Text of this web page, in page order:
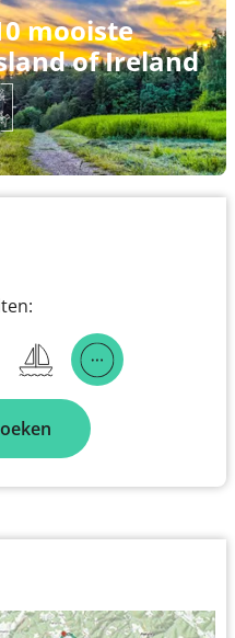
mooiste
of Ireland